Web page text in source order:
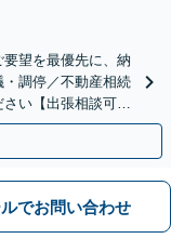
要望を最優先に、納
調停／不動産相続
い【出張相談可】
駅3分】
ルでお問い合わせ